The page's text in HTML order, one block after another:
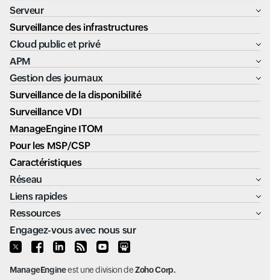
Serveur
Surveillance des infrastructures
Cloud public et privé
APM
Gestion des journaux
Surveillance de la disponibilité
Surveillance VDI
ManageEngine ITOM
Pour les MSP/CSP
Caractéristiques
Réseau
Liens rapides
Ressources
Engagez-vous avec nous sur
ManageEngineest une division deZoho Corp.